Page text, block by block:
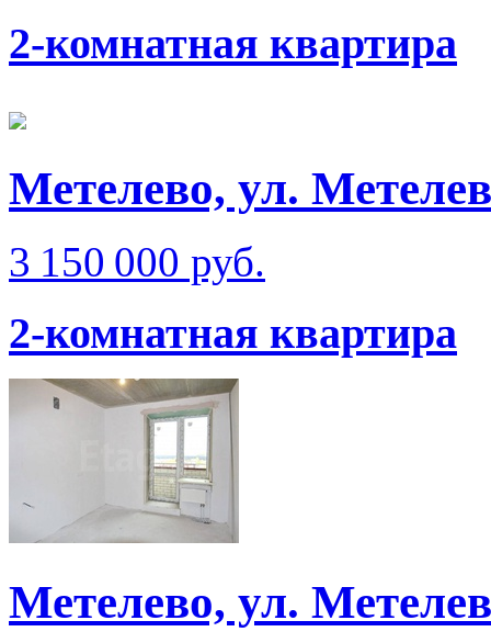
2-комнатная квартира
Метелево, ул.
3 150 000 руб.
2-комнатная квартира
Метелево, ул.